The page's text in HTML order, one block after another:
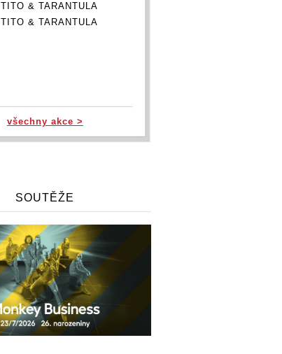
TITO & TARANTULA
TITO & TARANTULA
všechny akce >
SOUTĚŽE